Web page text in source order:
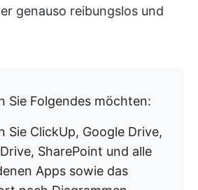
genauso reibungslos und
Sie Folgendes möchten:
Sie ClickUp, Google Drive,
SharePoint und alle
Apps sowie das